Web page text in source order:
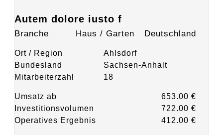
Autem dolore iusto f
Branche Haus / Garten Deutschland
Ort / Region
Ahlsdorf
Bundesland
Sachsen-Anhalt
Mitarbeiterzahl
18
Umsatz ab
653.00 €
Investitionsvolumen
722.00 €
Operatives Ergebnis
412.00 €